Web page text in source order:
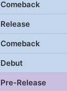
Comeback
Release
Comeback
Debut
Pre-Release